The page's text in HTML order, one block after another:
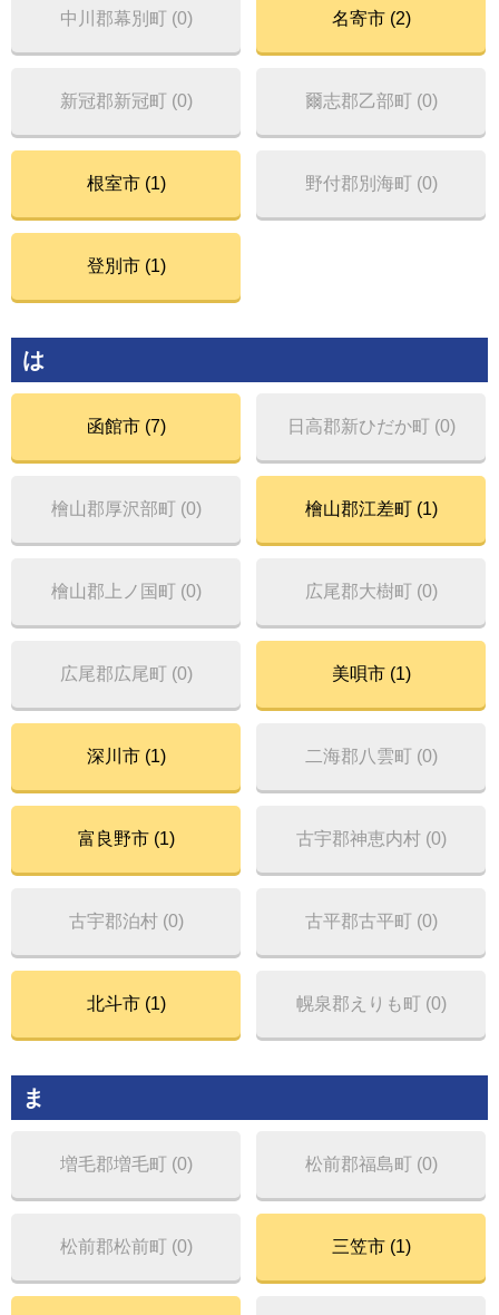
中川郡幕別町 (0) 名寄市 (2)
新冠郡新冠町 (0) 爾志郡乙部町 (0)
根室市 (1) 野付郡別海町 (0)
登別市 (1)
は
函館市 (7) 日高郡新ひだか町 (0)
檜山郡厚沢部町 (0) 檜山郡江差町 (1)
檜山郡上ノ国町 (0) 広尾郡大樹町 (0)
広尾郡広尾町 (0) 美唄市 (1)
深川市 (1) 二海郡八雲町 (0)
富良野市 (1) 古宇郡神恵内村 (0)
古宇郡泊村 (0) 古平郡古平町 (0)
北斗市 (1) 幌泉郡えりも町 (0)
ま
増毛郡増毛町 (0) 松前郡福島町 (0)
松前郡松前町 (0) 三笠市 (1)